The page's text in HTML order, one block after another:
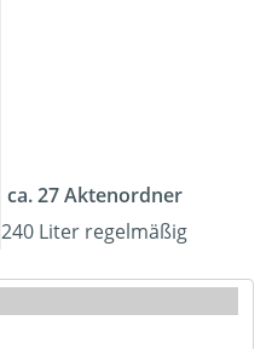
ca. 27 Aktenordner
240 Liter regelmäßig